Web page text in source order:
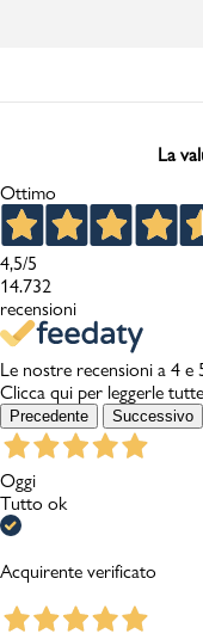
La
Ottimo
4,5/5
14.732
recensioni
Le nostre recensioni a 4 e
Clicca qui per leggerle
Precedente Successivo
Oggi
Tutto ok
Acquirente verificato